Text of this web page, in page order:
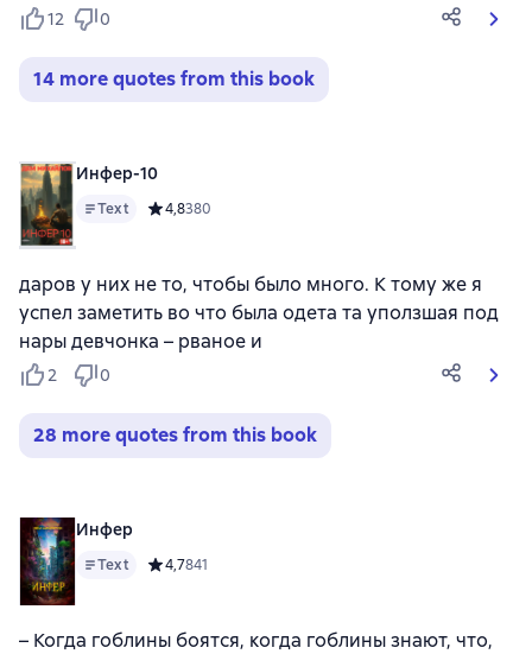
12 0
14 more quotes from this book
Инфер-10
Text Средний рейтинг 4,8 на основе 380 оценок
4,8380
даров у них не то, чтобы было много. К тому же я
успел заметить во что была одета та уползшая под
нары девчонка – рваное и
2 0
28 more quotes from this book
Инфер
Text Средний рейтинг 4,7 на основе 841 оценок
4,7841
– Когда гоблины боятся, когда гоблины знают, что,